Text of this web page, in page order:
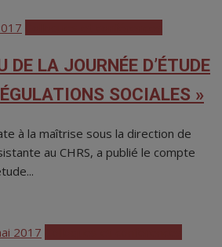
DE LA JOURNÉE D’ÉTUDE
SOCIALES »
à la maîtrise sous la direction de
au CHRS, a publié le compte
2017